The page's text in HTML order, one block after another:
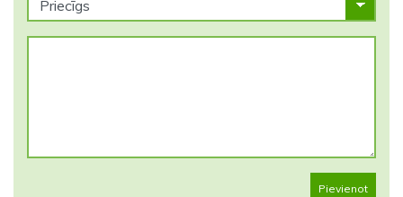
Pievienot